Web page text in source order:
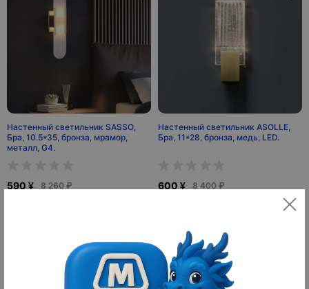
Настенный светильник SASSO,
Бра, 10.5*35, бронза, мрамор,
металл, G4.
590 ¥ 8 260 ₽
Настенный светильник ASOLLE,
Бра, 11*28, бронза, медь, LED.
600 ¥ 8 400 ₽